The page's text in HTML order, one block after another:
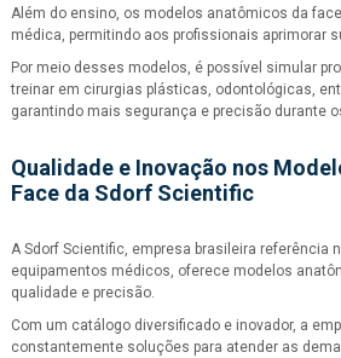
Além do ensino, os modelos anatômicos da
médica, permitindo aos profissionais aprimorar
Por meio desses modelos, é possível simular
treinar em cirurgias plásticas, odontológicas,
garantindo mais segurança e precisão durante
Qualidade e Inovação nos
Face da Sdorf Scientific
A Sdorf Scientific, empresa brasileira referência
equipamentos médicos, oferece modelos
qualidade e precisão.
Com um catálogo diversificado e inovador, a
constantemente soluções para atender as